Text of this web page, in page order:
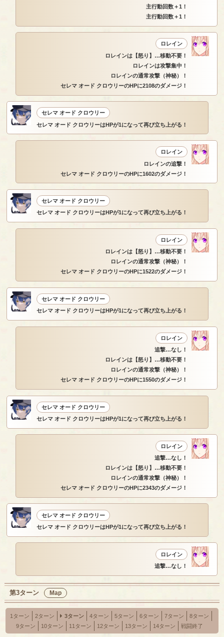
主行動回数＋1！
主行動回数＋1！
ロレイン
ロレインは【怒り】…移動不要！
ロレインは攻撃集中！
ロレインの通常攻撃（神秘）！
セレマ オード クロウリーのHPに2108のダメージ！
セレマ オード クロウリー
セレマ オード クロウリーはHPが1になって再び立ち上がる！
ロレイン
ロレインの追撃！
セレマ オード クロウリーのHPに1602のダメージ！
セレマ オード クロウリー
セレマ オード クロウリーはHPが1になって再び立ち上がる！
ロレイン
ロレインは【怒り】…移動不要！
ロレインの通常攻撃（神秘）！
セレマ オード クロウリーのHPに1522のダメージ！
セレマ オード クロウリー
セレマ オード クロウリーはHPが1になって再び立ち上がる！
ロレイン
追撃…なし！
ロレインは【怒り】…移動不要！
ロレインの通常攻撃（神秘）！
セレマ オード クロウリーのHPに1550のダメージ！
セレマ オード クロウリー
セレマ オード クロウリーはHPが1になって再び立ち上がる！
ロレイン
追撃…なし！
ロレインは【怒り】…移動不要！
ロレインの通常攻撃（神秘）！
セレマ オード クロウリーのHPに2343のダメージ！
セレマ オード クロウリー
セレマ オード クロウリーはHPが1になって再び立ち上がる！
ロレイン
追撃…なし！
第3ターン Map
1ターン 2ターン 3ターン 4ターン 5ターン 6ターン 7ターン
8ターン
9ターン
10ターン 11ターン 12ターン 13ターン 14ターン 戦闘終了